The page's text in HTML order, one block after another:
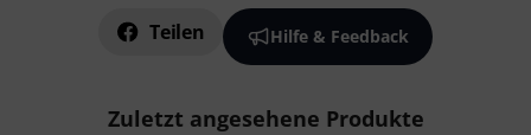
Teilen Hilfe & Feedback
Zuletzt angesehene Produkte